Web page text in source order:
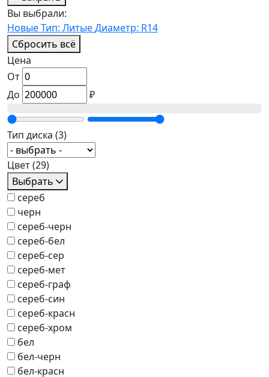
Вы выбрали:
НовыеТип: ЛитыеДиаметр: R14
Сбросить всё
Цена
От
До
₽
Тип диска (3)
Цвет(29)
Выбрать
сереб
черн
сереб-черн
сереб-бел
сереб-сер
сереб-мет
сереб-граф
сереб-син
сереб-красн
сереб-хром
бел
бел-черн
бел-красн